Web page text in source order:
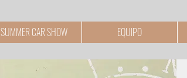
SUMMER CAR SHOW EQUIPO